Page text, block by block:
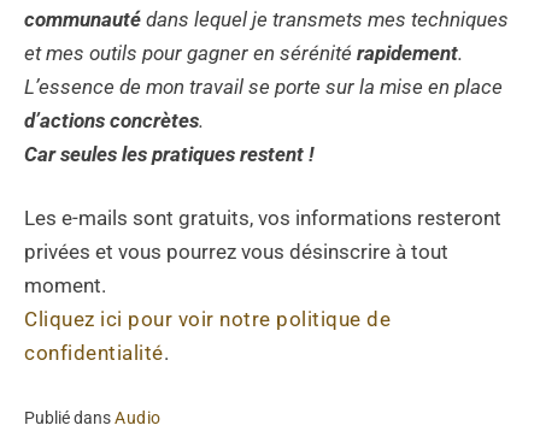
communauté dans lequel je transmets mes techniques
et mes outils pour gagner en sérénité rapidement.
L’essence de mon travail se porte sur la mise en place
d’actions concrètes.
Car seules les pratiques restent !
Les e-mails sont gratuits, vos informations resteront
privées et vous pourrez vous désinscrire à tout
moment.
Cliquez ici pour voir notre politique de
confidentialité.
Publié dansAudio